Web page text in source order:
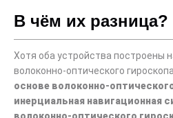
В чём их разница?
Хотя оба устройства построены
волоконно-оптического
основе волоконно-
инерциальная навигационная